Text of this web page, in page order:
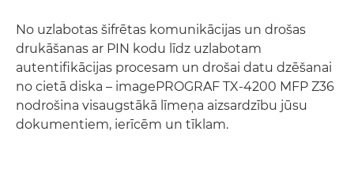
No uzlabotas šifrētas komunikācijas un drošas
drukāšanas ar PIN kodu līdz uzlabotam
autentifikācijas procesam un drošai datu dzēšanai
no cietā diska – imagePROGRAF TX-4200 MFP Z36
nodrošina visaugstākā līmeņa aizsardzību jūsu
dokumentiem, ierīcēm un tīklam.